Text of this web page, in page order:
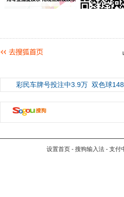
彩民车牌号投注中3.9万 双色球
设置首页 - 搜狗输入法 - 支付